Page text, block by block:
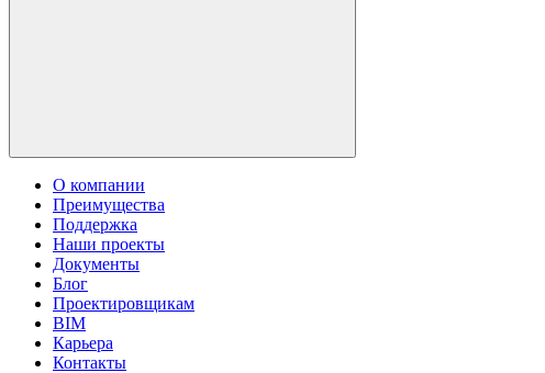
О компании
Преимущества
Поддержка
Наши проекты
Документы
Блог
Проектировщикам
BIM
Карьера
Контакты